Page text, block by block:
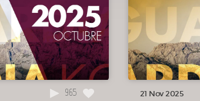
965 21 Nov 2025